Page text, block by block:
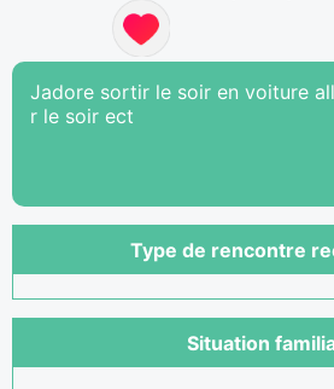
Jadore sortir le soir en voiture
r le soir ect
Type de rencontre
Situation